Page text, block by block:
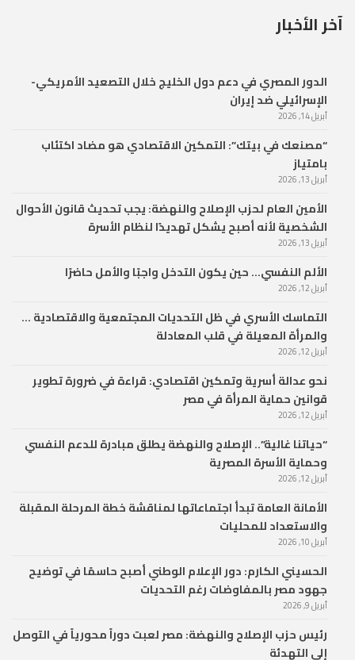
آخر الأخبار
الدور المصري في دعم دول الخليج خلال التصعيد الأمريكي-
الإسرائيلي ضد إيران
أبريل 14, 2026
“مصنعك في بيتك”: التمكين الاقتصادي هو مضاد اكتئاب
بامتياز
أبريل 13, 2026
الأمين العام لحزب الإصلاح والنهضة: يجب تحديث قانون الأحوال
الشخصية لأنه أصبح يشكل تهديدًا لنظام الأسرة
أبريل 13, 2026
الألم النفسي… حين يكون التدخل واجبًا والأمل حاضرًا
أبريل 12, 2026
التماسك الأسري في ظل التحديات المجتمعية والاقتصادية …
والمرأة المعيلة في قلب المعادلة
أبريل 12, 2026
نحو عدالة أسرية وتمكين اقتصادي: قراءة في ضرورة تطوير
قوانين حماية المرأة في مصر
أبريل 12, 2026
“حياتنا غالية”.. الإصلاح والنهضة يطلق مبادرة للدعم النفسي
وحماية الأسرة المصرية
أبريل 12, 2026
الأمانة العامة تبدأ اجتماعاتها لمناقشة خطة المرحلة المقبلة
والاستعداد للمحليات
أبريل 10, 2026
الحسيني الكارم: دور الإعلام الوطني أصبح حاسمًا في توضيح
جهود مصر بالمفاوضات رغم التحديات
أبريل 9, 2026
رئيس حزب الإصلاح والنهضة: مصر لعبت دوراً محورياً في التوصل
إلى التهدئة